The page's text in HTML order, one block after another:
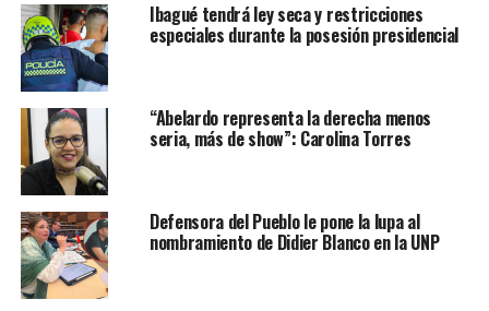
Ibagué tendrá ley seca y restricciones
especiales durante la posesión presidencial
“Abelardo representa la derecha menos
seria, más de show”: Carolina Torres
Defensora del Pueblo le pone la lupa al
nombramiento de Didier Blanco en la UNP